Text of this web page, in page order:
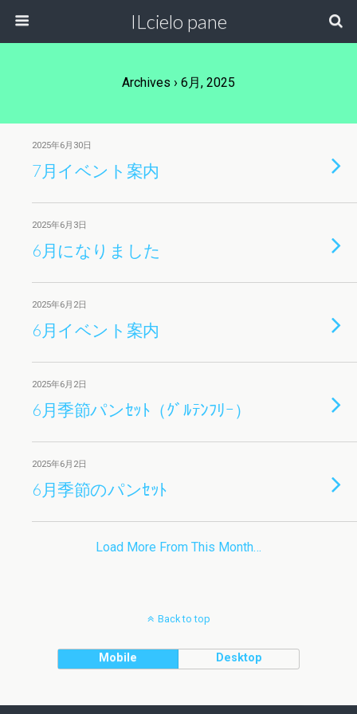
ILcielo pane
Archives › 6月, 2025
2025年6月30日
7月イベント案内
2025年6月3日
6月になりました
2025年6月2日
6月イベント案内
2025年6月2日
6月季節パンｾｯﾄ（ｸﾞﾙﾃﾝﾌﾘｰ）
2025年6月2日
6月季節のパンｾｯﾄ
Load More From This Month…
Back to top
Mobile Desktop